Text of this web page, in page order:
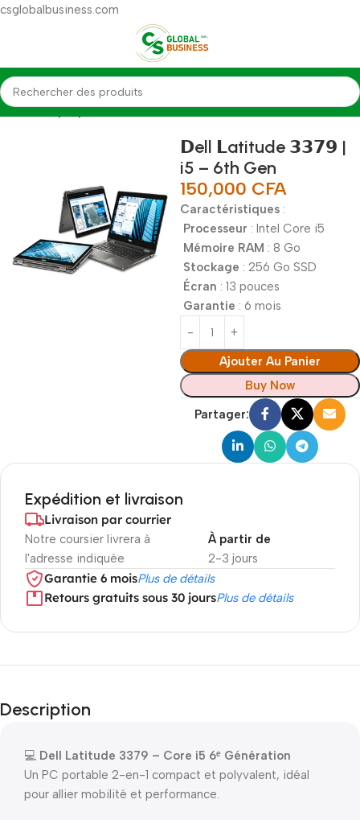
csglobalbusiness.com
Accueil Laptop
𝗗ell 𝗟atitude 𝟯𝟯𝟳𝟵 |
i5 – 6th Gen
150,000 CFA
Caractéristiques :
Processeur : Intel Core i5
Mémoire RAM : 8 Go
Stockage : 256 Go SSD
Écran : 13 pouces
Garantie : 6 mois
Ajouter Au Panier
Buy Now
Partager:
Expédition et livraison
Livraison par courrier
Notre coursier livrera à
l'adresse indiquée
2-3 jours
À partir de
Garantie 6 moisPlus de détails
Retours gratuits sous 30 joursPlus de détails
Description
💻 Dell Latitude 3379 – Core i5 6ᵉ Génération
Un PC portable 2-en-1 compact et polyvalent, idéal
pour allier mobilité et performance.